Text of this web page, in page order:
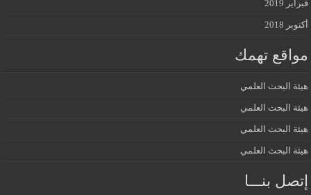
فبراير 2019
أكتوبر 2018
مواقع تهمك
هيئة البحث العلمي
هيئة البحث العلمي
هيئة البحث العلمي
هيئة البحث العلمي
إتصل بنـــا